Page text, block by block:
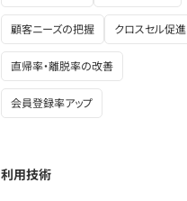
顧客ニーズの把握 クロスセル促進
直帰率・離脱率の改善
会員登録率アップ
利用技術